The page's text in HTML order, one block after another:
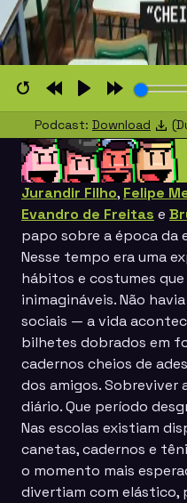
RestartRewind
10s
PlayForward
10s
Podcast: Download
Jurandir Filho, Felipe
Evandro de Freitas e
papo sobre a época da
Nesse tempo era uma
hábitos e costumes que
inimagináveis. Não
sociais — a vida
bilhetes dobrados em
cadernos cheios de
dos amigos. Sobreviver
diário. Que período
Nas escolas existiam
canetas, cadernos e
o momento mais
divertiam com elástico,